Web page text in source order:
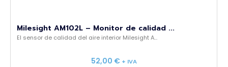
Milesight AM102L – Monitor de calidad ...
El sensor de calidad del aire interior Milesight A...
52,00 € + IVA